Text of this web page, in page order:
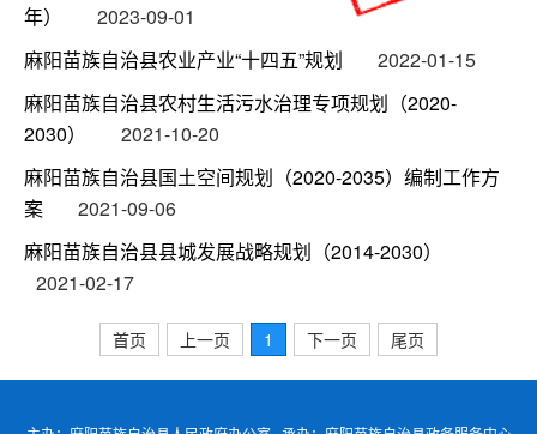
年）
2023-09-01
麻阳苗族自治县农业产业“十四五”规划
2022-01-15
麻阳苗族自治县农村生活污水治理专项规划（2020-
2030）
2021-10-20
麻阳苗族自治县国土空间规划（2020-2035）编制工作方
案
2021-09-06
麻阳苗族自治县县城发展战略规划（2014-2030）
2021-02-17
首页 上一页 1 下一页 尾页